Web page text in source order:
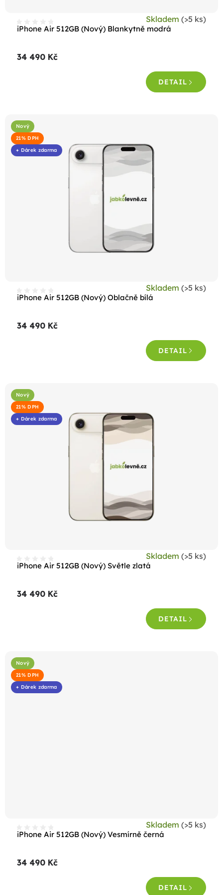
iPhone Air 512GB (Nový) Blankytně modrá
Skladem (>5 ks)
34 490 Kč
DETAIL
Nový
21% DPH
+ Dárek zdarma
iPhone Air 512GB (Nový) Oblačně bílá
Skladem (>5 ks)
34 490 Kč
DETAIL
Nový
21% DPH
+ Dárek zdarma
iPhone Air 512GB (Nový) Světle zlatá
Skladem (>5 ks)
34 490 Kč
DETAIL
Nový
21% DPH
+ Dárek zdarma
iPhone Air 512GB (Nový) Vesmírně černá
Skladem (>5 ks)
34 490 Kč
DETAIL